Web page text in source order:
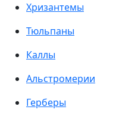
Хризантемы
Тюльпаны
Каллы
Альстромерии
Герберы